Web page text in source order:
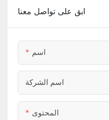
ابق على تواصل معنا
اسم
اسم الشركة
المحتوى